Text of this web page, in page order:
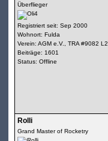
Überflieger
Registriert seit: Sep 2000
Wohnort: Fulda
Verein: AGM e.V., TRA #9082 L2
Beiträge: 1601
Status: Offline
Rolli
Grand Master of Rocketry